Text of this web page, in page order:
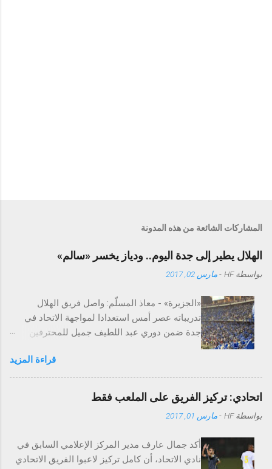
المشاركات الشائعة من هذه المدونة
الهلال يطير إلى جدة اليوم.. ودياز يخسر «سالم»
بواسطةHF
-مارس 02, 2017
«الجزيرة» - معاذ المسلّم: واصل فريق الهلال
تدريباته عصر أمس استعدادا لمواجهة الاتحاد في
جدة ضمن دوري عبد اللطيف جميل للمحترفين
اللاعبين المشاركين بصفة أساسية في مواجهة
الريان بين الجري وأداء تدريبات خاصة بصالة الإعداد
البدني، فيما أجرى بقية اللاعبين مرانًا اعتياديا تركز
في مجمله على الجوانب الفنية التي تركزت على
التسديد على المرمى وعمل الكرات العرضية، عقبها
جزء من مساحة الملعب. من جهة أخرى واصل
الثنائي سالم الدوسري وفهد الثنيان برامجهما
قراءة المزيد
اتحادي: تركيز الفريق على الملعب فقط
بواسطةHF
-مارس 01, 2017
أكد جمال عارف مدير المركز الإعلامي السابق في
نادي الاتحاد، أن كامل تركيز لاعبوا الفريق الاتحادي